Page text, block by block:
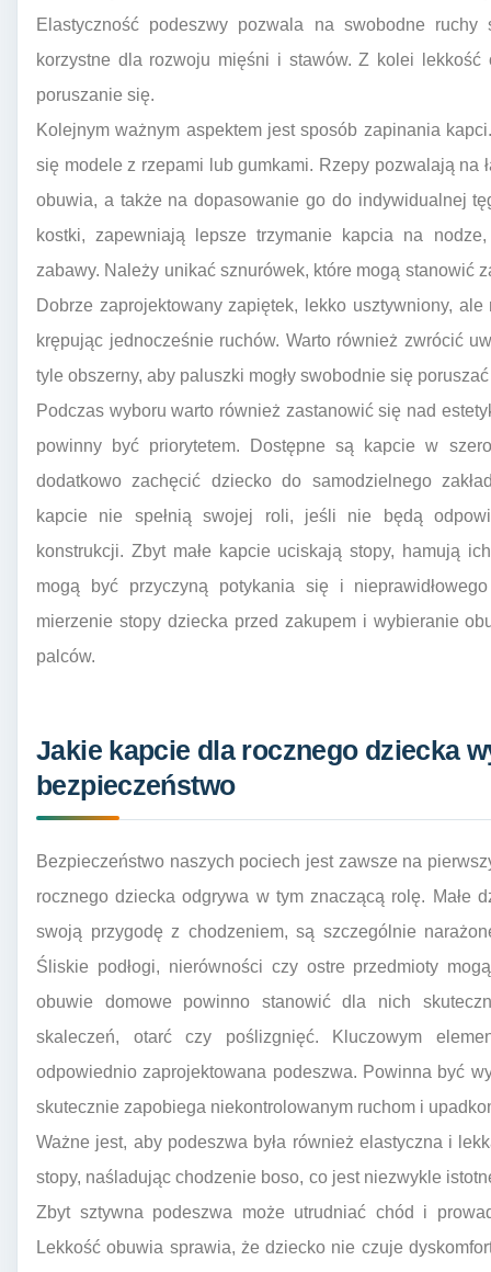
Elastyczność podeszwy pozwala na swobodne
korzystne dla rozwoju mięśni i stawów. Z kolei lekkość
poruszanie się.
Kolejnym ważnym aspektem jest sposób zapinania
się modele z rzepami lub gumkami. Rzepy pozwalają na
obuwia, a także na dopasowanie go do indywidualnej
kostki, zapewniają lepsze trzymanie kapcia na
zabawy. Należy unikać sznurówek, które mogą stanowić
Dobrze zaprojektowany zapiętek, lekko usztywniony,
krępując jednocześnie ruchów. Warto również zwrócić
tyle obszerny, aby paluszki mogły swobodnie się
Podczas wyboru warto również zastanowić się nad
powinny być priorytetem. Dostępne są kapcie w
dodatkowo zachęcić dziecko do samodzielnego
kapcie nie spełnią swojej roli, jeśli nie będą
konstrukcji. Zbyt małe kapcie uciskają stopy, hamują
mogą być przyczyną potykania się i
mierzenie stopy dziecka przed zakupem i wybieranie
palców.
Jakie kapcie dla rocznego dziecka
bezpieczeństwo
Bezpieczeństwo naszych pociech jest zawsze na
rocznego dziecka odgrywa w tym znaczącą rolę. Małe
swoją przygodę z chodzeniem, są szczególnie
Śliskie podłogi, nierówności czy ostre przedmioty
obuwie domowe powinno stanowić dla nich
skaleczeń, otarć czy poślizgnięć. Kluczowym
odpowiednio zaprojektowana podeszwa. Powinna być
skutecznie zapobiega niekontrolowanym ruchom i
Ważne jest, aby podeszwa była również elastyczna i
stopy, naśladując chodzenie boso, co jest niezwykle
Zbyt sztywna podeszwa może utrudniać chód i
Lekkość obuwia sprawia, że dziecko nie czuje